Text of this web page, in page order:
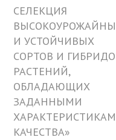
СЕЛЕКЦИЯ
И УСТОЙЧИВЫХ
СОРТОВ И
РАСТЕНИЙ,
ОБЛАДАЮЩИХ
ЗАДАННЫМИ
КАЧЕСТВА»